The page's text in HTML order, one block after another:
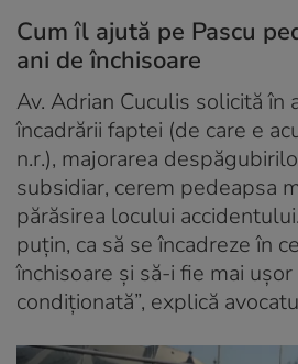
Cum îl ajută pe Pascu
ani de închisoare
Av. Adrian Cuculis solicită în
încadrării faptei (de care e
n.r.), majorarea
subsidiar, cerem pedeapsa
părăsirea locului
puţin, ca să se încadreze în
închisoare şi să-i fie mai
condiţionată”, explică